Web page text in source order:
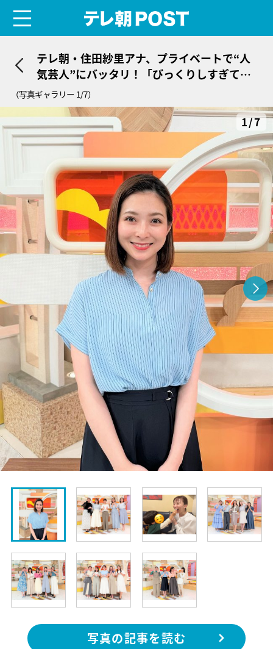
テレ朝・住田紗里アナ、プライベートで“人
気芸人”にバッタリ！「びっくりしすぎて言
葉が出ませんでした」
（写真ギャラリー 1/7）
1/7
写真の記事を読む